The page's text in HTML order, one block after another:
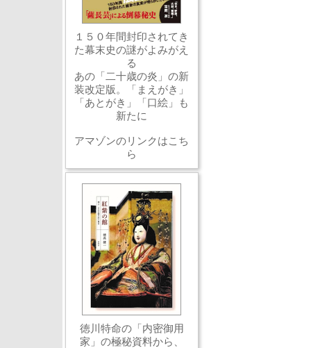
１５０年間封印されてき
た幕末史の謎がよみがえ
る
あの「二十歳の炎」の新
装改定版。「まえがき」
「あとがき」「口絵」も
新たに
アマゾンのリンクはこち
ら
徳川特命の「内密御用
家」の極秘資料から、